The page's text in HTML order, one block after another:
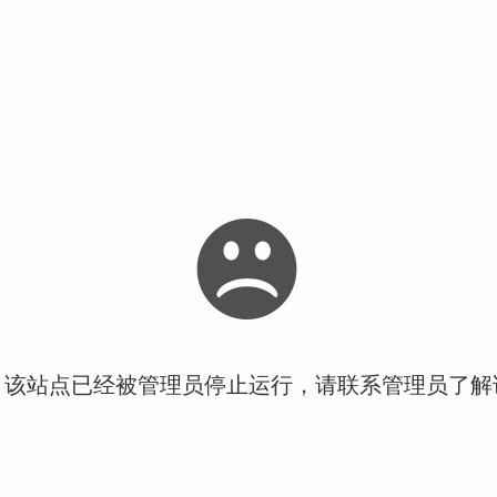
站点已经被管理员停止运行，请联系管理员了